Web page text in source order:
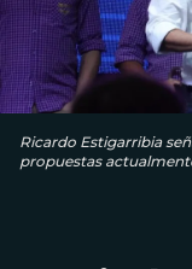
Ricardo Estigarribia
propuestas